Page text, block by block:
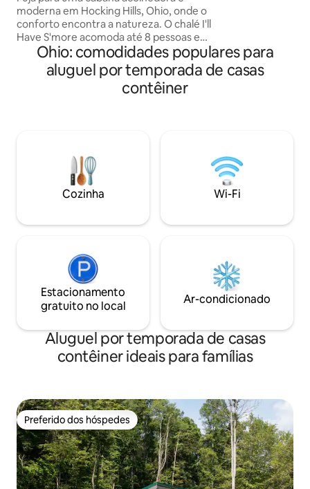
moderna em Hocking Hills, Ohio, onde o
conforto encontra a natureza. O chalé I'll
Have S'more acomoda até 8 pessoas e
conta com duas suítes privativas com
cama king size e um quarto com beliche
com três camas completas, banheiro
próprio, área de cinema, fliperama e
das árvores e, no andar de baixo, um
deck coberto com banheira de
hidromassagem, mesa de pingue-
pongue, cornhole e lareira. Termine seu
permitem que
estrelas. A sauna
gelo e a lareira
Ohio: comodidades populares para
aluguel por temporada de casas
contêiner
Cozinha Wi-Fi
Estacionamento
gratuito no local
Ar-condicionado
Aluguel por temporada de casas
contêiner ideais para famílias
Preferido dos hóspedes
Preferido dos hóspedes